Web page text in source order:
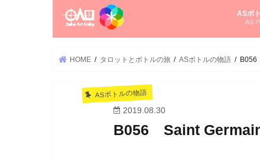
ASボ
AS
HOME タロットとボトルの旅 ASボトルの物語 B056
ASボトルの物語
2019.08.30
B056 Saint Germain